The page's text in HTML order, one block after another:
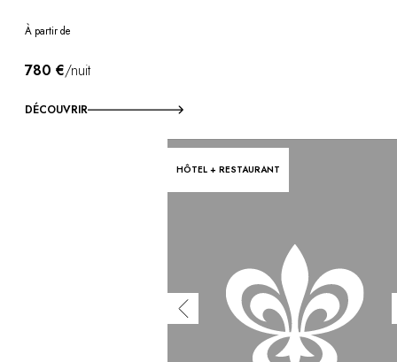
À partir de
780 €/nuit
DÉCOUVRIR
HÔTEL + RESTAURANT